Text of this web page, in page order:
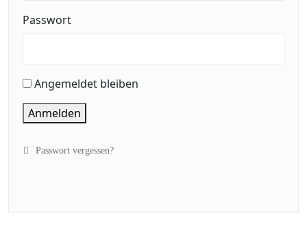
Passwort
Angemeldet bleiben
Anmelden
Passwort vergessen?